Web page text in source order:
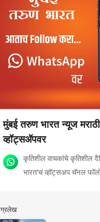
मुंबई तरुण भारत न्यूज
व्हॉट्सॲपवर
कृतिशील वाचकांचे कृतिशील
भारत'चं व्हॉट्सअप चॅनल